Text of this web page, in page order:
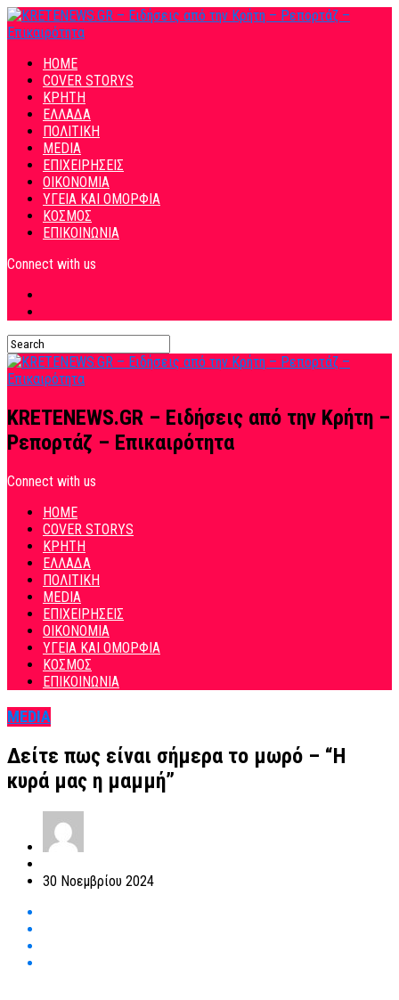
HOME
COVER STORYS
ΚΡΗΤΗ
ΕΛΛΑΔΑ
ΠΟΛΙΤΙΚΗ
MEDIA
ΕΠΙΧΕΙΡΗΣΕΙΣ
ΟΙΚΟΝΟΜΙΑ
ΥΓΕΙΑ ΚΑΙ ΟΜΟΡΦΙΑ
ΚΟΣΜΟΣ
ΕΠΙΚΟΙΝΩΝΙΑ
Connect with us
KRETENEWS.GR – Ειδήσεις από την Κρήτη –
Ρεπορτάζ – Επικαιρότητα
Connect with us
HOME
COVER STORYS
ΚΡΗΤΗ
ΕΛΛΑΔΑ
ΠΟΛΙΤΙΚΗ
MEDIA
ΕΠΙΧΕΙΡΗΣΕΙΣ
ΟΙΚΟΝΟΜΙΑ
ΥΓΕΙΑ ΚΑΙ ΟΜΟΡΦΙΑ
ΚΟΣΜΟΣ
ΕΠΙΚΟΙΝΩΝΙΑ
MEDIA
Δείτε πως είναι σήμερα το μωρό – “Η
κυρά μας η μαμμή”
30 Νοεμβρίου 2024